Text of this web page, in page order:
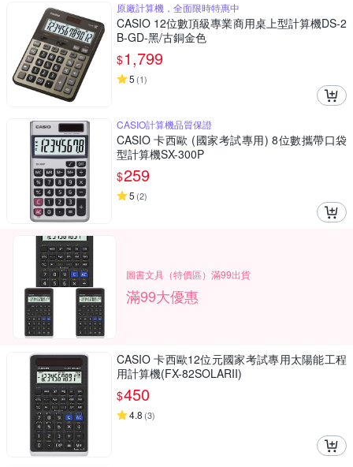
原廠計算機，全面限時特惠中
CASIO 12位數頂級專業商用桌上型計算機DS-2
B-GD-黑/古銅金色
$1,799
5 (1)
CASIO計算機品質保證
CASIO 卡西歐 (國家考試專用) 8位數攜帶口袋
型計算機SX-300P
$259
5 (2)
圖書文具（特價區）滿99出貨
滿99大優惠
CASIO 卡西歐12位元國家考試專用太陽能工程
用計算機(FX-82SOLARII)
$450
4.8 (3)